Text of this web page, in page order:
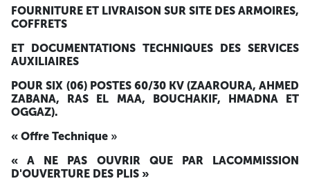
COFFRETS ET DOCUMENTATIONS TECHNIQUES DES
SERVICES AUXILIAIRES POUR SIX (06) POSTES 60/30 KV
HMADNA ET OGGAZ).
se déroule enune seule étape
qui sera réalisé en Deux (02) phases comme suit :
Une première phase technique :
capacités des entreprises.
Une seconde phase commerciale
FOURNITURE ET LIVRAISON SUR SITE DES ARMOIRES,
COFFRETS
ET DOCUMENTATIONS TECHNIQUES DES SERVICES
AUXILIAIRES
POUR SIX (06) POSTES 60/30 KV (ZAAROURA, AHMED
ZABANA, RAS EL MAA, BOUCHAKIF, HMADNA ET
OGGAZ).
« Offre Technique »
« A NE PAS OUVRIR QUE PAR LACOMMISSION
D'OUVERTURE DES PLIS »